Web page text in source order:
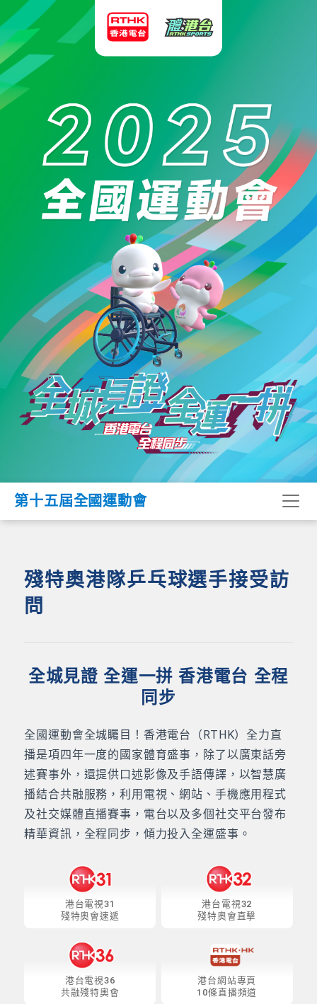
第十五屆全國運動會
殘特奧港隊乒乓球選手接受訪
問
全城見證 全運一拼 香港電台 全程
同步
全國運動會全城矚目！香港電台（RTHK）全力直
播是項四年一度的國家體育盛事，除了以廣東話旁
述賽事外，還提供口述影像及手語傳譯，以智慧廣
播結合共融服務，利用電視、網站、手機應用程式
及社交媒體直播賽事，電台以及多個社交平台發布
精華資訊，全程同步，傾力投入全運盛事。
港台電視31
殘特奧會速遞
港台電視32
殘特奧會直擊
港台電視36
共融殘特奧會
港台網站專頁
10條直播頻道